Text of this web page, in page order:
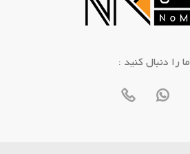
: ما را دنبال کنید